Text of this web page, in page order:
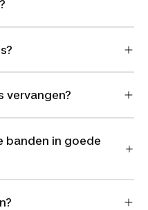
vervangen?
banden in goede